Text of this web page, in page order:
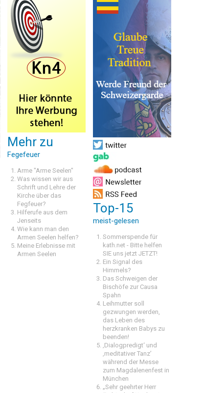
Mehr zu
Fegefeuer
Arme "Arme Seelen"
Was wissen wir aus
Schrift und Lehre der
Kirche über das
Fegfeuer?
Hilferufe aus dem
Jenseits
Wie kann man den
Armen Seelen helfen?
Meine Erlebnisse mit
Armen Seelen
Top-15
meist-gelesen
Sommerspende für
kath.net - Bitte helfen
SIE uns jetzt JETZT!
Ein Signal des
Himmels?
Das Schweigen der
Bischöfe zur Causa
Spahn
Leihmutter soll
gezwungen werden,
das Leben des
herzkranken Babys zu
beenden!
‚Dialogpredigt‘ und
‚meditativer Tanz’
während der Messe
zum Magdalenenfest in
München
„Sehr geehrter Herr